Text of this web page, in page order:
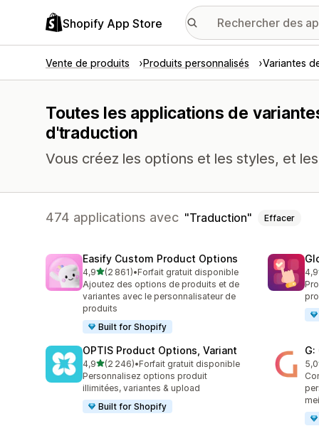
Shopify App Store
Vente de produits Produits personnalisés Variantes
Toutes les applications de
d'traduction
Vous créez les options et les styles, et
474 applications avec Traduction Effacer
Easify Custom Product Options
4,9étoile(s) sur 5
(2 861)
2861 avis au total
•Forfait gratuit disponible
Ajoutez des options de produits et de
variantes avec le personnalisateur de
produits
Built for Shopify
4,9
OPTIS Product Options, Variant
4,9étoile(s) sur 5
(2 246)
2246 avis au total
•Forfait gratuit disponible
Personnalisez options produit
illimitées, variantes & upload
Built for Shopify
5,0